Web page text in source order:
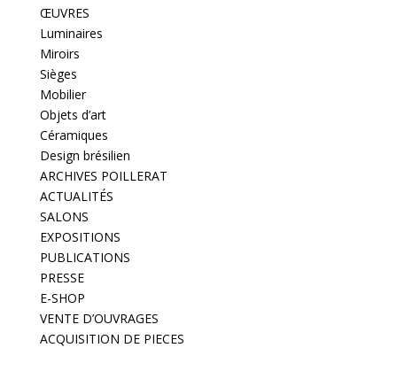
ŒUVRES
Luminaires
Miroirs
Sièges
Mobilier
Objets d’art
Céramiques
Design brésilien
ARCHIVES POILLERAT
ACTUALITÉS
SALONS
EXPOSITIONS
PUBLICATIONS
PRESSE
E-SHOP
VENTE D’OUVRAGES
ACQUISITION DE PIECES